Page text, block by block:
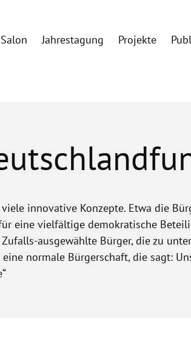
Salon Jahrestagung Projekte
innovative Konzepte. Etwa die
eine vielfältige demokratische
ausgewählte Bürger, die zu
normale Bürgerschaft, die sagt: